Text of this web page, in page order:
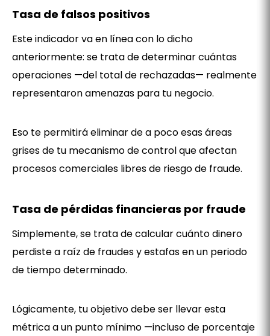
Tasa de falsos positivos
Este indicador va en línea con lo dicho
anteriormente: se trata de determinar cuántas
operaciones —del total de rechazadas— realmente
representaron amenazas para tu negocio.
Eso te permitirá eliminar de a poco esas áreas
grises de tu mecanismo de control que afectan
procesos comerciales libres de riesgo de fraude.
Tasa de pérdidas financieras por fraude
Simplemente, se trata de calcular cuánto dinero
perdiste a raíz de fraudes y estafas en un periodo
de tiempo determinado.
Lógicamente, tu objetivo debe ser llevar esta
métrica a un punto mínimo —incluso de porcentaje